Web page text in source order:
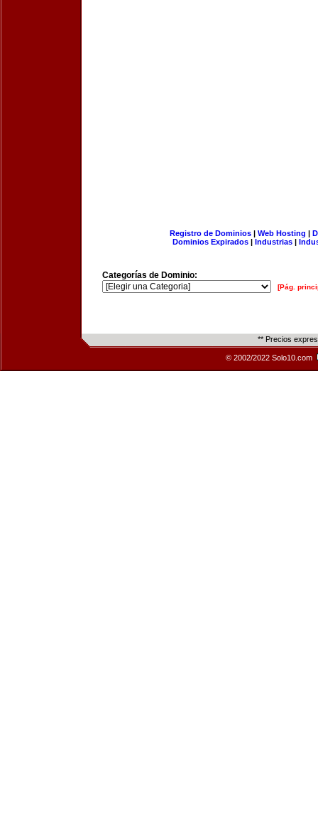
Registro de Dominios| Web Hosting |
Dominios Expirados | Industrias |
Categorías de Dominio:
[Pág.
** Precios
© 2002/2022 Solo10.com